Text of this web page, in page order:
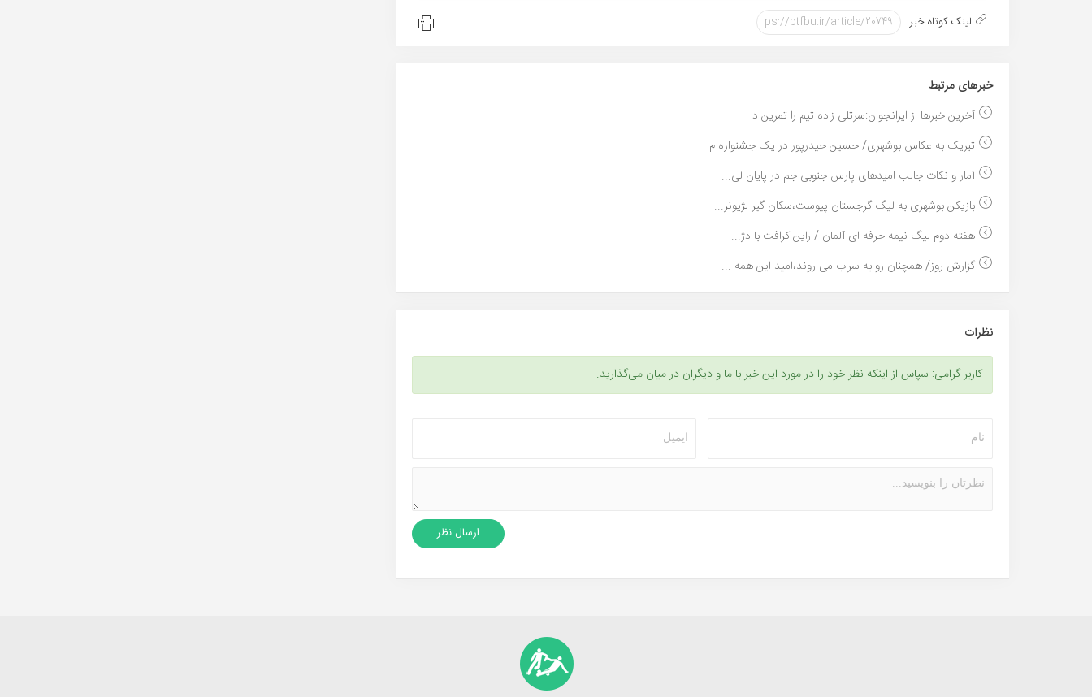
لینک کوتاه خبر
خبر‌های مرتبط
آخرین خبرها از ایرانجوان:سرتلی زاده تیم را تمرین د...
تبریک به عکاس بوشهری/ حسین حیدرپور در یک جشنواره م...
آمار و نکات جالب امیدهای پارس جنوبی جم در پایان لی...
بازیکن بوشهری به لیگ گرجستان پیوست،سکان گیر لژیونر...
هفته دوم لیگ نیمه حرفه ای آلمان / راین کرافت با دژ...
گزارش روز/ همچنان رو به سراب می روند،امید این همه ...
نظرات
کاربر گرامی: سپاس از اینکه نظر خود را در مورد این خبر با ما و دیگران در میان می‌گذارید.